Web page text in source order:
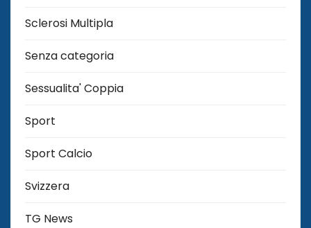
Sclerosi Multipla
Senza categoria
Sessualita' Coppia
Sport
Sport Calcio
Svizzera
TG News